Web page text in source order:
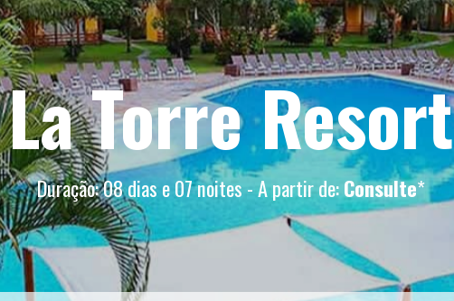
La Torre Resort
Duração: 08 dias e 07 noites - A partir de:Consulte*